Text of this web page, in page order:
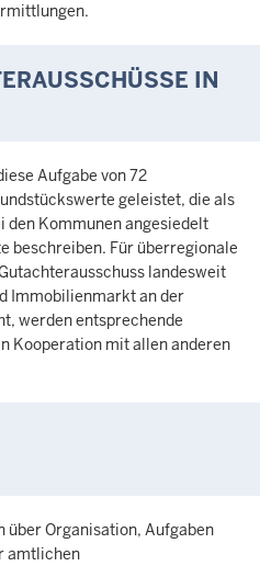
IN
Aufgabe von 72
geleistet, die als
den Kommunen angesiedelt
beschreiben. Für überregionale
landesweit
Immobilienmarkt an der
werden entsprechende
Kooperation mit allen anderen
Organisation, Aufgaben
amtlichen